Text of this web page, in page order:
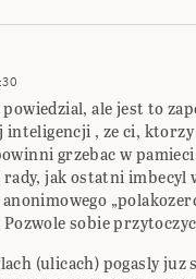
ale jest to
, ze ci, ktorzy
grzebac w
jak ostatni imbecyl
sobie
(ulicach) pogasly juz